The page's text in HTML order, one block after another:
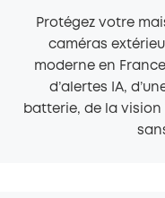
Protégez votre
caméras
moderne en
d’alertes IA,
batterie, de la vision